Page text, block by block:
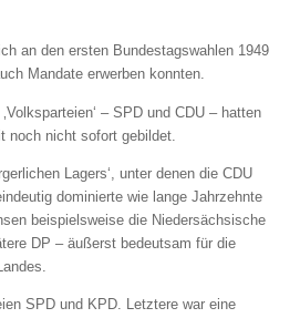
an den ersten Bundestagswahlen 1949
Mandate erwerben konnten.
– SPD und CDU – hatten
noch nicht sofort gebildet.
Lagers‘, unter denen die CDU
dominierte wie lange Jahrzehnte
beispielsweise die Niedersächsische
DP – äußerst bedeutsam für die
SPD und KPD. Letztere war eine